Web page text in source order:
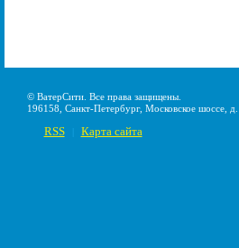
© ВатерСити. Все права защищены.
196158, Санкт-Петербург, Московское шоссе,
RSS Карта сайта